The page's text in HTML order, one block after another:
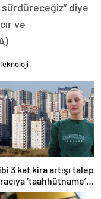
sürdüreceğiz” diye
ve
3 kat kira artışı talep
‘taahhütname’